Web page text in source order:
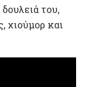
του,
χιούμορ και